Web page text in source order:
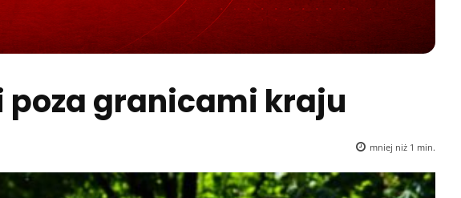
poza granicami kraju
mniej niż 1 min.